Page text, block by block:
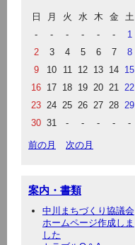
日 月 火 水 木 金
土
-
- - - - -
1
2
3 4 5 6 7
8
9
10 11 12 13 14 15
16 17 18 19 20 21 22
23 24 25 26 27 28 29
30 31 - - - - -
前の月 次の月
案内・書類
中川まちづくり協議会
ホームページ作成しま
した